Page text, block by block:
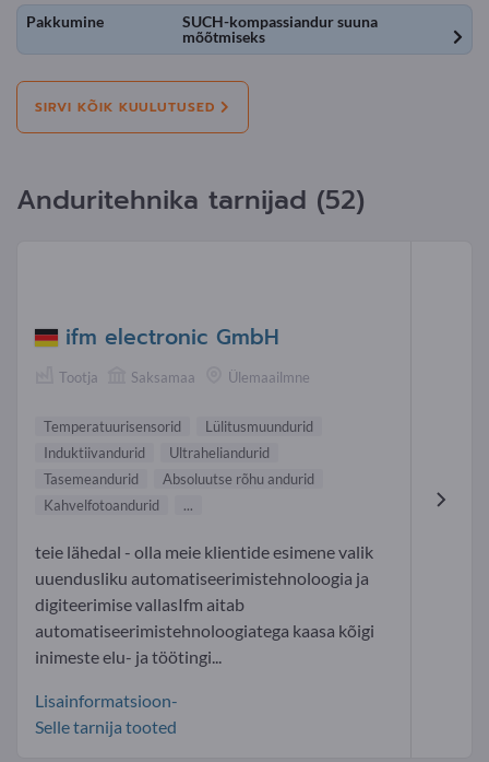
Pakkumine
SUCH-kompassiandur suuna
mõõtmiseks
SIRVI KÕIK KUULUTUSED
Anduritehnika tarnijad (52)
ifm electronic GmbH
Tootja Saksamaa Ülemaailmne
Temperatuurisensorid
Lülitusmuundurid
Induktiivandurid
Ultraheliandurid
Tasemeandurid
Absoluutse rõhu andurid
Kahvelfotoandurid
...
teie lähedal - olla meie klientide esimene valik
uuendusliku automatiseerimistehnoloogia ja
digiteerimise vallasIfm aitab
automatiseerimistehnoloogiatega kaasa kõigi
inimeste elu- ja töötingi...
Lisainformatsioon-
Selle tarnija tooted